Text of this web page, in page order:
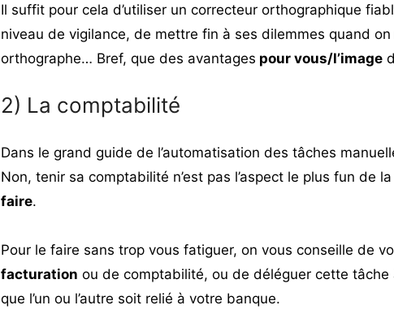
Il suffit pour cela d’utiliser un correcteur orthographique
niveau de vigilance, de mettre fin à ses dilemmes quand on
orthographe… Bref, que des avantages pour vous/l’image
2) La comptabilité
Dans le grand guide de l’automatisation des tâches
Non, tenir sa comptabilité n’est pas l’aspect le plus fun de
faire.
Pour le faire sans trop vous fatiguer, on vous conseille de
facturation ou de comptabilité, ou de déléguer cette
que l’un ou l’autre soit relié à votre banque.